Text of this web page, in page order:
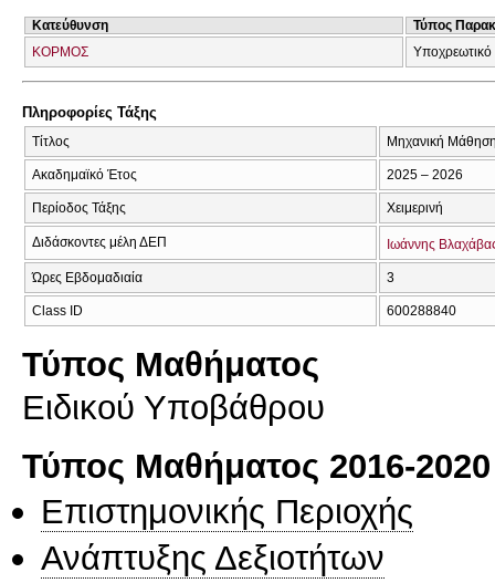
Κατεύθυνση
Τύπος
ΚΟΡΜΟΣ
Πληροφορίες Τάξης
Τίτλος Μηχανική
Ακαδημαϊκό Έτος 2025 – 2026
Περίοδος Τάξης Χειμερινή
Διδάσκοντες μέλη ΔΕΠ Ιωάννης
Ώρες Εβδομαδιαία 3
Class ID 600288840
Τύπος Μαθήματος
Ειδικού Υποβάθρου
Τύπος Μαθήματος 2016-2020
Επιστημονικής Περιοχής
Ανάπτυξης Δεξιοτήτων